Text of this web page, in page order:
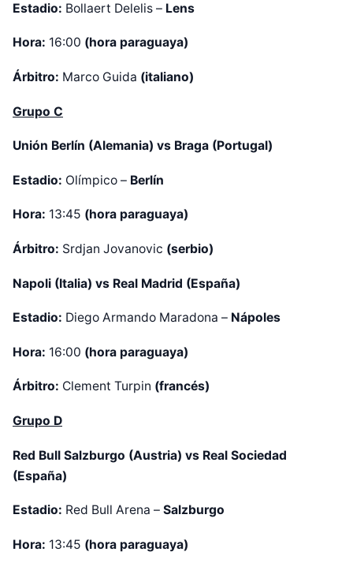
Estadio: Bollaert Delelis – Lens
Hora: 16:00 (hora paraguaya)
Árbitro: Marco Guida (italiano)
Grupo C
Unión Berlín (Alemania) vs Braga (Portugal)
Estadio: Olímpico – Berlín
Hora: 13:45 (hora paraguaya)
Árbitro: Srdjan Jovanovic (serbio)
Napoli (Italia) vs Real Madrid (España)
Estadio: Diego Armando Maradona – Nápoles
Hora: 16:00 (hora paraguaya)
Árbitro: Clement Turpin (francés)
Grupo D
Red Bull Salzburgo (Austria) vs Real Sociedad
(España)
Estadio: Red Bull Arena – Salzburgo
Hora: 13:45 (hora paraguaya)